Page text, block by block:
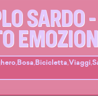
SARDO
, Bosa, Bicicletta,Viaggi,